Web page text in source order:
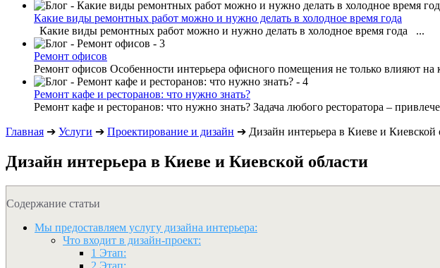
Какие виды ремонтных работ можно и нужно делать в холодное время года
Какие виды ремонтных работ можно и нужно делать в холодное время года ...
Ремонт офисов
Ремонт офисов Особенности интерьера офисного помещения не только влияют на
Ремонт кафе и ресторанов: что нужно знать?
Ремонт кафе и ресторанов: что нужно знать? Задача любого ресторатора –
Главная ➔ Услуги ➔ Проектирование и дизайн ➔ Дизайн интерьера в Киеве и Киевской
Дизайн интерьера в Киеве и Киевской области
Содержание статьи
Мы предоставляем услугу дизайна интерьера:
Что входит в дизайн-проект:
1 Этап: